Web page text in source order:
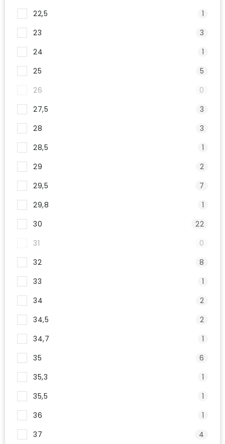
22,5
1
23
3
24
1
25
5
26
0
27,5
3
28
3
28,5
1
29
2
29,5
7
29,8
1
30
22
31
0
32
8
33
1
34
2
34,5
2
34,7
1
35
6
35,3
1
35,5
1
36
1
37
4